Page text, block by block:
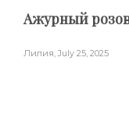
Ажурный
Лилия July 25, 2025